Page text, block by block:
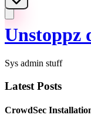
Unstoppz
Sys admin stuff
Latest Posts
CrowdSec